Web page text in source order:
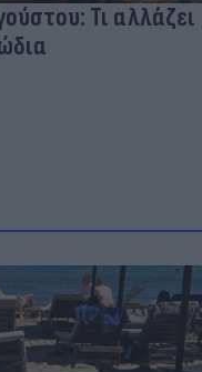
Τι αλλάζει